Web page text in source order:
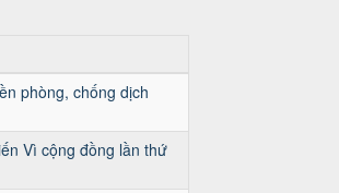
phòng, chống dịch
Vì cộng đồng lần thứ